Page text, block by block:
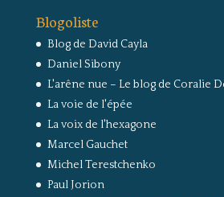
Blogoliste
Blog de David Cayla
Daniel Sibony
L'arêne nue – Le blog de Coralie
La voie de l'épée
La voix de l'hexagone
Marcel Gauchet
Michel Terestchenko
Paul Jorion